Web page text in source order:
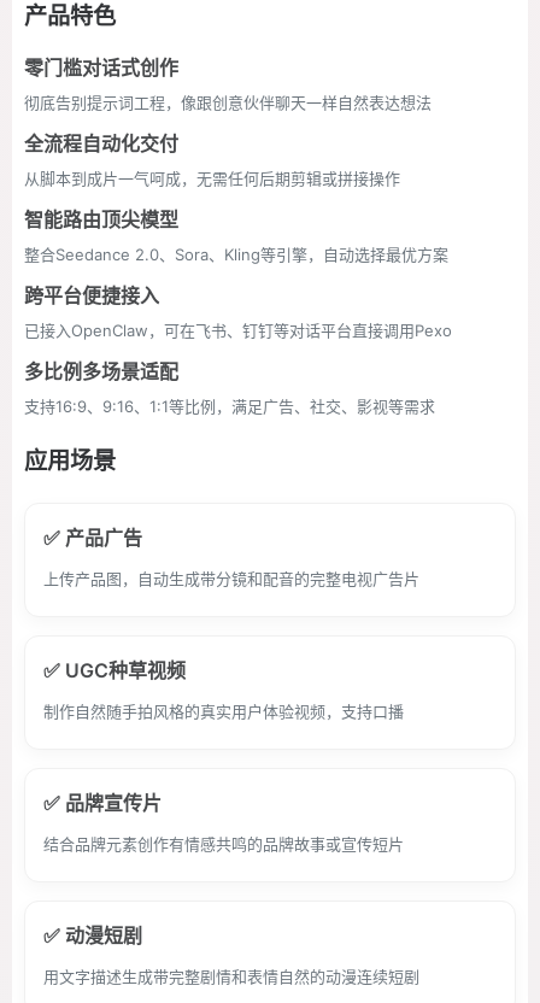
产品特色
零门槛对话式创作
彻底告别提示词工程，像跟创意伙伴聊天一样自然表达想法
全流程自动化交付
从脚本到成片一气呵成，无需任何后期剪辑或拼接操作
智能路由顶尖模型
整合Seedance 2.0、Sora、Kling等引擎，自动选择最优方案
跨平台便捷接入
已接入OpenClaw，可在飞书、钉钉等对话平台直接调用Pexo
多比例多场景适配
支持16:9、9:16、1:1等比例，满足广告、社交、影视等需求
应用场景
✅ 产品广告
上传产品图，自动生成带分镜和配音的完整电视广告片
✅ UGC种草视频
制作自然随手拍风格的真实用户体验视频，支持口播
✅ 品牌宣传片
结合品牌元素创作有情感共鸣的品牌故事或宣传短片
✅ 动漫短剧
用文字描述生成带完整剧情和表情自然的动漫连续短剧